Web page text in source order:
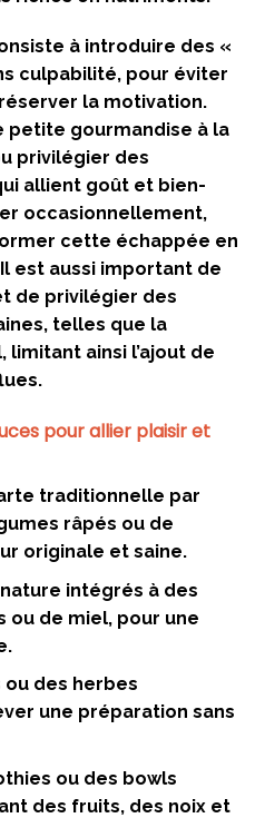
à introduire des «
culpabilité, pour éviter
la motivation.
petite gourmandise à la
privilégier des
allient goût et bien-
occasionnellement,
cette échappée en
est aussi important de
de privilégier des
telles que la
limitant ainsi l’ajout de
pour allier plaisir et
traditionnelle par
râpés ou de
originale et saine.
intégrés à des
de miel, pour une
des herbes
une préparation sans
ou des bowls
des fruits, des noix et